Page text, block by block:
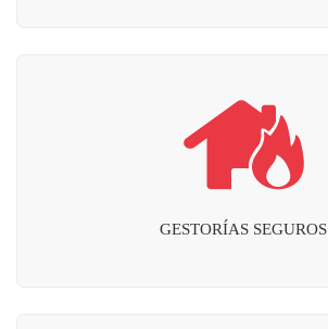
GESTORÍAS SEGUROS